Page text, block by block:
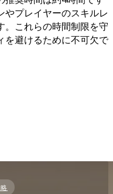
やプレイヤーのスキルレ
。これらの時間制限を守
を避けるために不可欠で